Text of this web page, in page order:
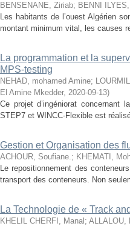
BENSENANE, Ziriab; BENNI
Les habitants de l’ouest Algérien
montant minimum vital, les causes
La programmation et la
MPS-testing
NEHAD, mohamed Amine;
El Amine Mkedder, 2020-09-13)
Ce projet d’ingéniorat concernant
STEP7 et WINCC-Flexible est
Gestion et Organisation des
ACHOUR, Soufiane.; KHEMATI,
Le repositionnement des
transport des conteneurs. Non
La Technologie de « Track
KHELIL CHERFI, Manal ; ALLALOU,